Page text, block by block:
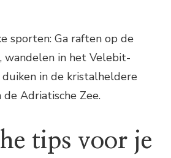
sporten: Ga raften op de
wandelen in het Velebit-
in de kristalheldere
Adriatische Zee.
tips voor je